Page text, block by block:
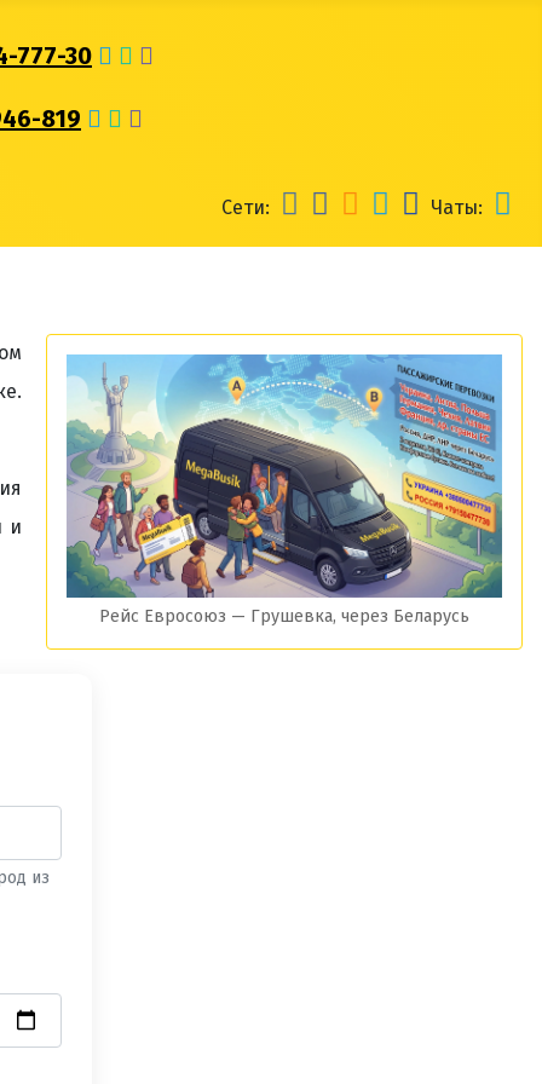
777-30
819
Сети: Чаты:
Рейс Евросоюз — Грушевка, через Беларусь
и
из